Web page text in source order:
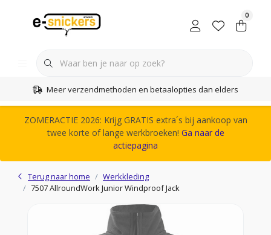
0
Meer verzendmethoden en betaalopties dan elders
ZOMERACTIE 2026: Krijg GRATIS extra´s bij aankoop van
twee korte of lange werkbroeken! Ga naar de
actiepagina
Terug naar home
Werkkleding
7507 AllroundWork Junior Windproof Jack